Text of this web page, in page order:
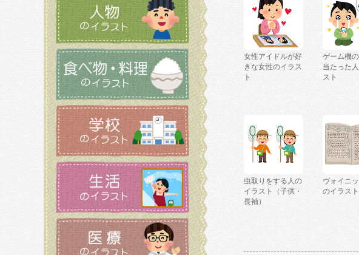
女性アイドルが好
きな女性のイラス
ト
ゲーム機
当たった
スト
虫取りをする人の
イラスト（子供・
長袖）
ヴォイニ
のイラスト